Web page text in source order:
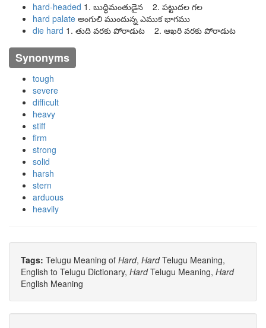
hard-headed 1. బుద్ధిమంతుడైన 2. పట్టుదల గల
hard palate అంగులి ముందున్న ఎముక భాగము
die hard 1. తుది వరకు పోరాడుట 2. ఆఖరి వరకు పోరాడుట
Synonyms
tough
severe
difficult
heavy
stiff
firm
strong
solid
harsh
stern
arduous
heavily
Tags: Telugu Meaning of Hard, HardTelugu Meaning,
English to Telugu Dictionary, HardTelugu Meaning, Hard
English Meaning